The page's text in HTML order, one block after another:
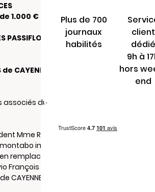
1.000 €
PASSIFLORES 97300
CAYENNE
du 21/05/2026, il a
Mme REVERDI Armelle
impasse tig dalo
en remplacement de M.
François démissionnaire.
CAYENNE
Plus de 700
journaux
habilités
client
dédié
9h à
hors
end